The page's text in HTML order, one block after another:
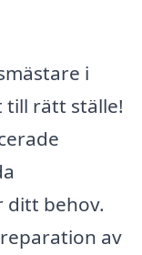
i
till rätt ställe!
ditt behov.
av